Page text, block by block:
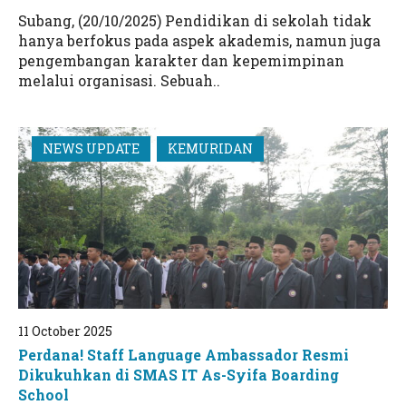
Subang, (20/10/2025) Pendidikan di sekolah tidak
hanya berfokus pada aspek akademis, namun juga
pengembangan karakter dan kepemimpinan
melalui organisasi. Sebuah..
NEWS UPDATE KEMURIDAN
11 October 2025
Perdana! Staff Language Ambassador Resmi
Dikukuhkan di SMAS IT As-Syifa Boarding
School